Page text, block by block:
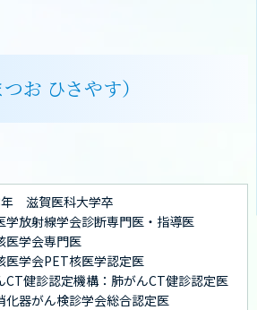
お ひさやす）
滋賀医科大学卒
学放射線学会診断専門医・指導医
医学会専門医
医学会PET核医学認定医
CT健診認定機構：肺がんCT健診認定医
化器がん検診学会総合認定医